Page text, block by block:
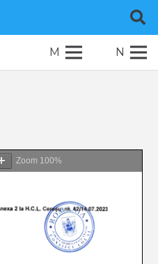
M N
Zoom 100%